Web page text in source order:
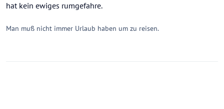
hat kein ewiges rumgefahre.
Man muß nicht immer Urlaub haben um zu reisen.